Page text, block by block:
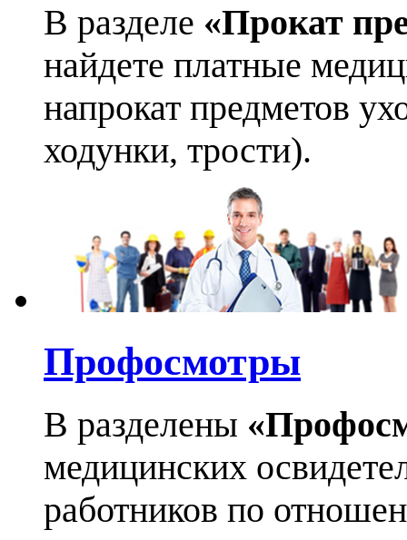
В разделе «Прокат
найдете платные
напрокат предметов
ходунки, трости).
Профосмотры
В разделены
медицинских
работников по